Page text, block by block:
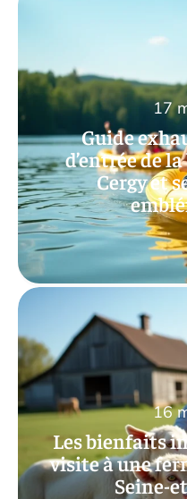
Guide
d’entrée de
Cergy et
17
Les bienfaits
visite à une
Seine-
16